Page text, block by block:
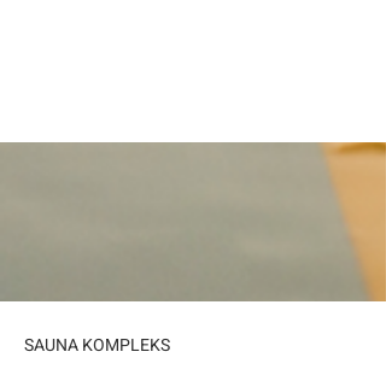
SAUNA KOMPLEKS